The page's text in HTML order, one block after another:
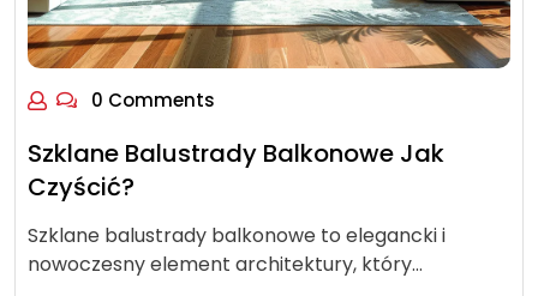
0 Comments
Szklane Balustrady Balkonowe Jak
Czyścić?
Szklane balustrady balkonowe to elegancki i
nowoczesny element architektury, który…